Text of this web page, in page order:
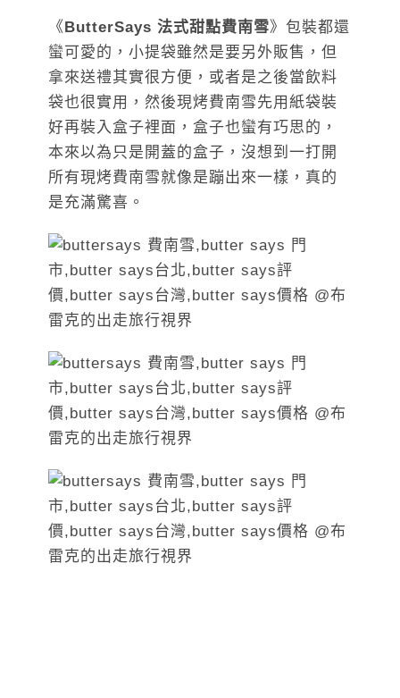
《ButterSays 法式甜點費南雪》包裝都還
蠻可愛的，小提袋雖然是要另外販售，但
拿來送禮其實很方便，或者是之後當飲料
袋也很實用，然後現烤費南雪先用紙袋裝
好再裝入盒子裡面，盒子也蠻有巧思的，
本來以為只是開蓋的盒子，沒想到一打開
所有現烤費南雪就像是蹦出來一樣，真的
是充滿驚喜。